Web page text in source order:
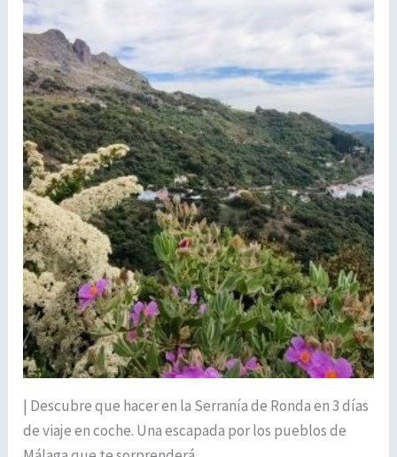
| Descubre que hacer en la Serranía de Ronda en 3 días
de viaje en coche. Una escapada por los pueblos de